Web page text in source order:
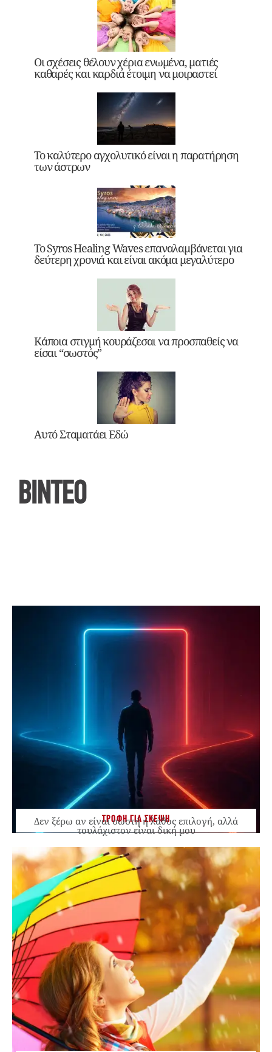
Οι σχέσεις θέλουν χέρια ενωμένα, ματιές
καθαρές και καρδιά έτοιμη να μοιραστεί
Το καλύτερο αγχολυτικό είναι η παρατήρηση
των άστρων
Το Syros Healing Waves επαναλαμβάνεται για
δεύτερη χρονιά και είναι ακόμα μεγαλύτερο
Κάποια στιγμή κουράζεσαι να προσπαθείς να
είσαι “σωστός”
Αυτό Σταματάει Εδώ
ΒΙΝΤΕΟ
ΤΡΟΦΗ ΓΙΑ ΣΚΕΨΗ
Δεν ξέρω αν είναι σωστή ή λάθος επιλογή, αλλά
τουλάχιστον είναι δική μου